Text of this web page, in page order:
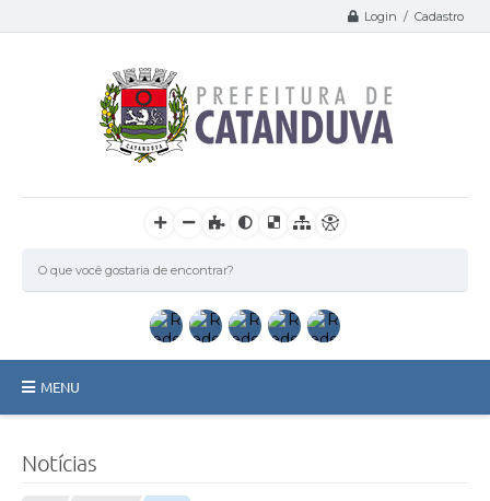
Login / Cadastro
MENU
Notícias